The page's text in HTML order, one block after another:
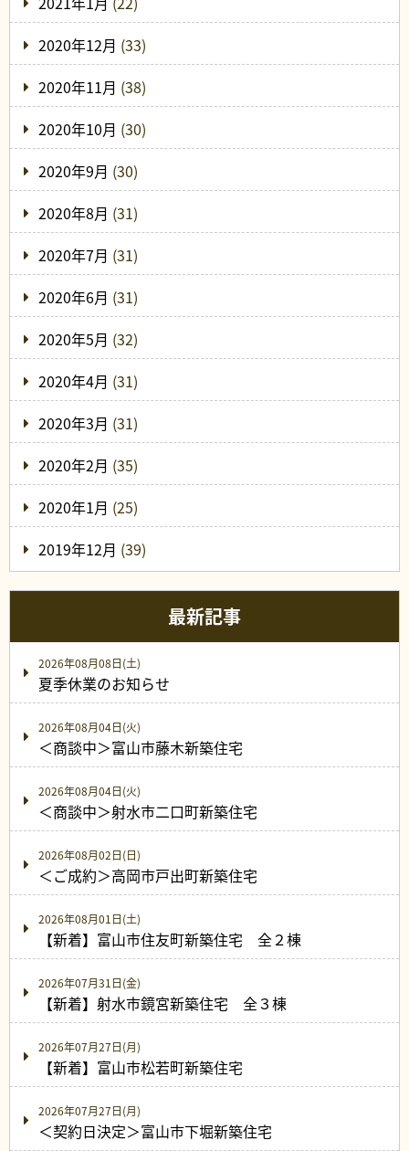
2020年12月 (33)
2020年11月 (38)
2020年10月 (30)
2020年9月 (30)
2020年8月 (31)
2020年7月 (31)
2020年6月 (31)
2020年5月 (32)
2020年4月 (31)
2020年3月 (31)
2020年2月 (35)
2020年1月 (25)
2019年12月 (39)
最新記事
2026年08月08日(土)
夏季休業のお知らせ
2026年08月04日(火)
＜商談中＞富山市藤木新築住宅
2026年08月04日(火)
＜商談中＞射水市二口町新築住宅
2026年08月02日(日)
＜ご成約＞高岡市戸出町新築住宅
2026年08月01日(土)
【新着】富山市住友町新築住宅 全２棟
2026年07月31日(金)
【新着】射水市鏡宮新築住宅 全３棟
2026年07月27日(月)
【新着】富山市松若町新築住宅
2026年07月27日(月)
＜契約日決定＞富山市下堀新築住宅